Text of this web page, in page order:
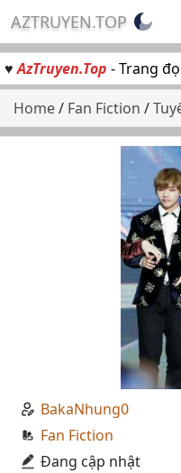
AZTRUYEN.TOP
♥AzTruyen.Top - Trang
Home/ Fan Fiction /
BakaNhung0
Fan Fiction
Đang cập nhật